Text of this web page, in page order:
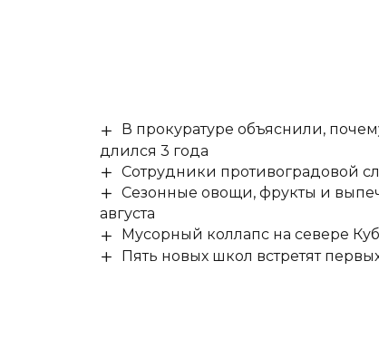
В прокуратуре объяснили,
длился 3 года
Сотрудники противоградовой
Сезонные овощи, фрукты и
августа
Мусорный коллапс на севере
Пять новых школ встретят